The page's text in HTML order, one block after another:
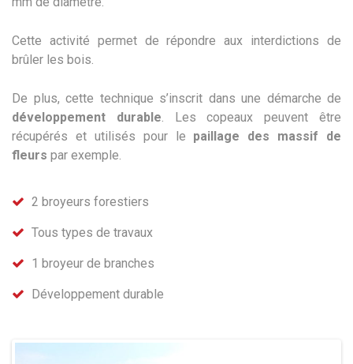
Cette activité permet de répondre aux interdictions de
brûler les bois.
De plus, cette technique s’inscrit dans une démarche de
développement durable . Les copeaux peuvent être
récupérés et utilisés pour le paillage des massif de
fleurs par exemple.
2 broyeurs forestiers
Tous types de travaux
1 broyeur de branches
Développement durable